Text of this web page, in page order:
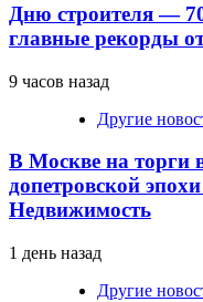
Дню строителя —
главные рекорды
9 часов назад
Другие
В Москве на торги
допетровской
Недвижимость
1 день назад
Другие